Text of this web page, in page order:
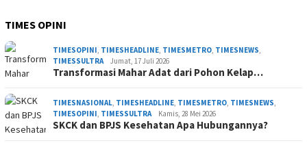
TIMES OPINI
TIMESOPINI, TIMESHEADLINE, TIMESMETRO, TIMESNEWS,
TIMESSULTRA
Jumat, 17 Juli 2026
Transformasi Mahar Adat dari Pohon Kelap…
TIMESNASIONAL, TIMESHEADLINE, TIMESMETRO, TIMESNEWS,
TIMESOPINI, TIMESSULTRA Kamis, 28 Mei 2026
SKCK dan BPJS Kesehatan Apa Hubungannya?